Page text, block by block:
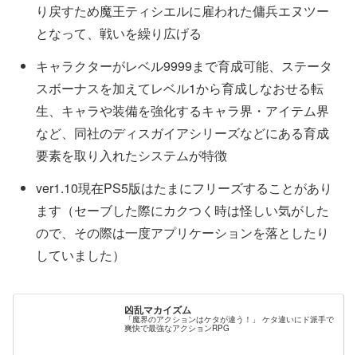
り戻すため魔王ティシエルに雇われた傭兵エヌツー
となって、戦いを繰り広げる
キャラクターがレベル9999まで育成可能、ステータ
スボーナスを加えてレベル1から育成しなおせる転
生、キャラや装備を強化するキャラ界・アイテム界
など、同社のディスガイアシリーズなどにある育成
要素を取り入れたシステムが特徴
ver1.10現在PS5版はたまにフリーズすることがあり
ます（セーブした際にカクつく時は怪しい気がした
ので、その際は一度アプリケーションを落としたり
していました）
凶乱マカイズム
「魔界のアクションはケタが違う！」 ケタ違いにド派手で
爽快で最強なアクションRPG